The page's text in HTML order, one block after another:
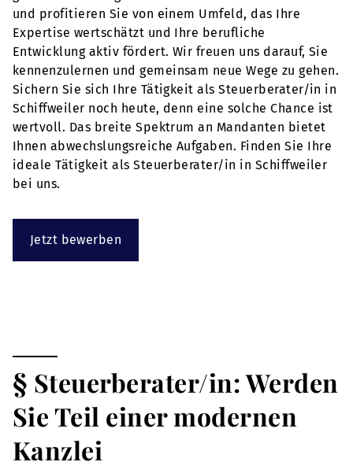
und profitieren Sie von einem Umfeld, das Ihre
Expertise wertschätzt und Ihre berufliche
Entwicklung aktiv fördert. Wir freuen uns darauf, Sie
kennenzulernen und gemeinsam neue Wege zu gehen.
Sichern Sie sich Ihre Tätigkeit als Steuerberater/in in
Schiffweiler noch heute, denn eine solche Chance ist
wertvoll. Das breite Spektrum an Mandanten bietet
Ihnen abwechslungsreiche Aufgaben. Finden Sie Ihre
ideale Tätigkeit als Steuerberater/in in Schiffweiler
bei uns.
Jetzt bewerben
§ Steuerberater/in: Werden
Sie Teil einer modernen
Kanzlei